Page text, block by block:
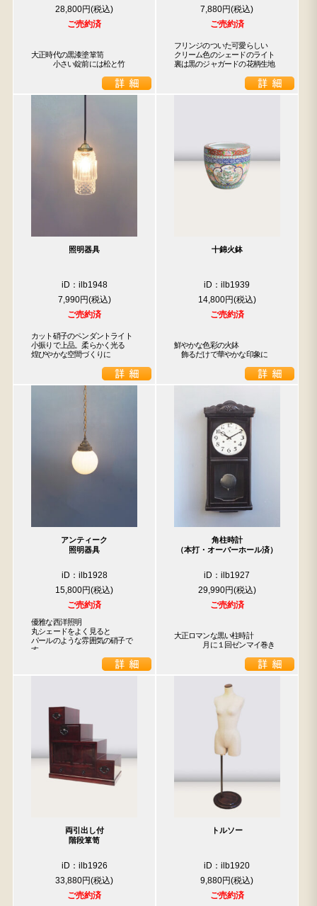
28,800円
ご売約済
大正時代の黒漆塗箪笥
小さい錠前には松と竹
7,880円
ご売約済
フリンジのついた可愛らしい
クリーム色のシェードのライト
裏は黒のジャガードの花柄生地
照明器具
iD：ilb1948
7,990円
ご売約済
カット硝子のペンダントライト
小振りで上品。柔らかく光る
煌びやかな空間づくりに
十錦火鉢
iD：ilb1939
14,800円
ご売約済
鮮やかな色彩の火鉢
飾るだけで華やかな印象に
アンティーク
照明器具
iD：ilb1928
15,800円
ご売約済
優雅な西洋照明
丸シェードをよく見ると
パールのような雰囲気の硝子で
す
角柱時計
（本打・オーバーホール済）
iD：ilb1927
29,990円
ご売約済
大正ロマンな黒い柱時計
月に１回ゼンマイ巻き
両引出し付
階段箪笥
iD：ilb1926
33,880円
ご売約済
トルソー
iD：ilb1920
9,880円
ご売約済